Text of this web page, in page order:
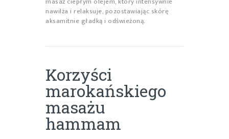
nawilża i relaksuje, pozostawiając skórę
aksamitnie gładką i odświeżoną.
Korzyści
marokańskiego
masażu
hammam